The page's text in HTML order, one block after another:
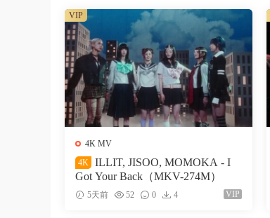
4K MV
4K
ILLIT, JISOO, MOMOKA - I
Got Your Back（MKV-274M）
5天前 52 0 4 VIP
VIP